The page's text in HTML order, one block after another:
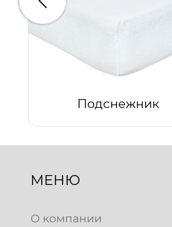
Подснежник
Предыдущий
МЕНЮ
О компании